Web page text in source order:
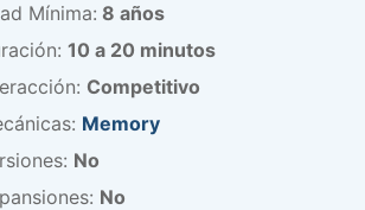
Mínima: 8 años
10 a 20 minutos
Competitivo
Memory
No
No